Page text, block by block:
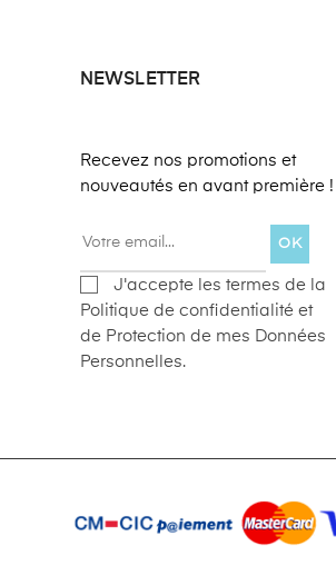
NEWSLETTER
Recevez nos promotions et
nouveautés en avant première !
OK
J'accepte les termes de la
Politique de confidentialité et
de Protection de mes Données
Personnelles.